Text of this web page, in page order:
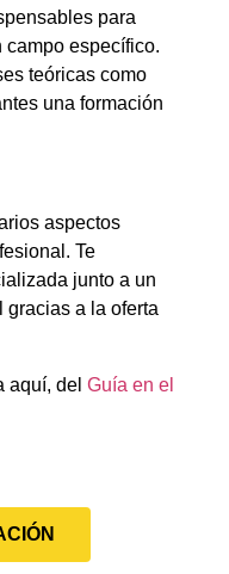
para
campo específico.
teóricas como
una formación
aspectos
Te
junto a un
gracias a la oferta
aquí, del Guía en el